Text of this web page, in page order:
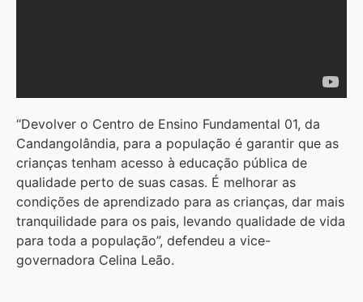
“Devolver o Centro de Ensino Fundamental 01, da
Candangolândia, para a população é garantir que as
crianças tenham acesso à educação pública de
qualidade perto de suas casas. É melhorar as
condições de aprendizado para as crianças, dar mais
tranquilidade para os pais, levando qualidade de vida
para toda a população”, defendeu a vice-
governadora Celina Leão.